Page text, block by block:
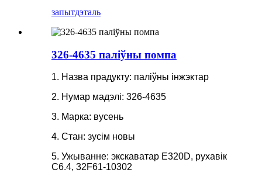
запытдэталь
326-4635 паліўны помпа
1. Назва прадукту: паліўны інжэктар
2. Нумар мадэлі: 326-4635
3. Марка: вусень
4. Стан: зусім новы
5. Ужыванне: экскаватар E320D, рухавік
C6.4, 32F61-10302